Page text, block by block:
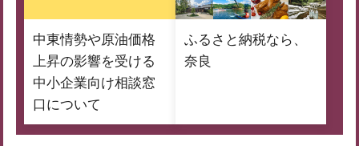
中東情勢や原油価格
上昇の影響を受ける
中小企業向け相談窓
口について
ふるさと納税なら、
奈良